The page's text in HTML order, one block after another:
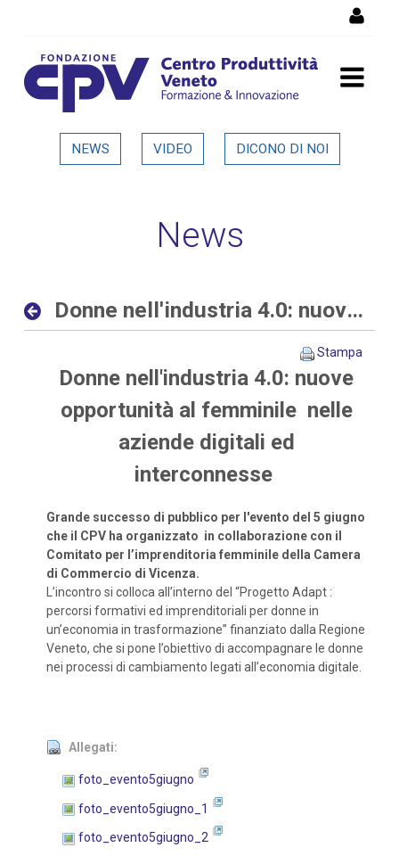
Donne nell'industria 4.0:
femminile nelle aziende
Dettaglio in evidenza
NEWS VIDEO DICONO DI NOI
News
Donne nell'industria 4.0: nuove opportunità al femminile nelle aziende digitali ed interconnesse
Stampa
Donne nell'industria 4.0: nuove
opportunità al femminile nelle
aziende digitali ed
interconnesse
Grande successo di pubblico per l'evento del 5 giugno
che il CPV ha organizzato in collaborazione con il
Comitato per l’imprenditoria femminile della Camera
di Commercio di Vicenza.
L’incontro si colloca all’interno del “Progetto Adapt :
percorsi formativi ed imprenditoriali per donne in
un’economia in trasformazione” finanziato dalla Regione
Veneto, che si pone l’obiettivo di accompagnare le donne
nei processi di cambiamento legati all’economia digitale.
Allegati:
foto_evento5giugno
foto_evento5giugno_1
foto_evento5giugno_2